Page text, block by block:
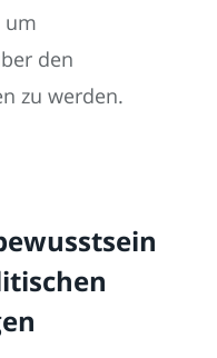
um
den
zu werden.